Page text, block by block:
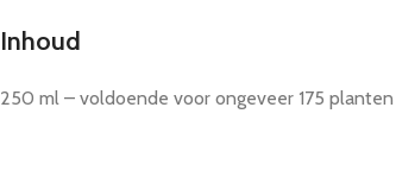
Inhoud
250 ml – voldoende voor ongeveer 175 planten